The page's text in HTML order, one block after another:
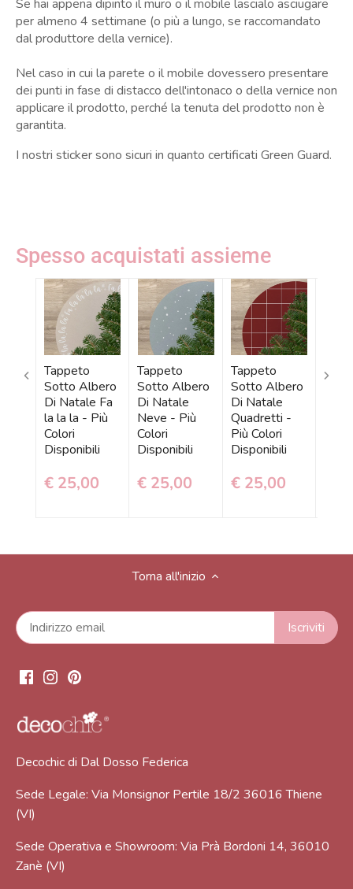
Se hai appena dipinto il muro o il mobile lascialo asciugare
per almeno 4 settimane (o più a lungo, se raccomandato
dal produttore della vernice).
Nel caso in cui la parete o il mobile dovessero presentare
dei punti in fase di distacco dell'intonaco o della vernice non
applicare il prodotto, perché la tenuta del prodotto non è
garantita.
I nostri sticker sono sicuri in quanto certificati Green Guard.
Spesso acquistati assieme
Tappeto
Sotto Albero
Di Natale Fa
la la la - Più
Colori
Disponibili
€ 25,00
Tappeto
Sotto Albero
Di Natale
Neve - Più
Colori
Disponibili
€ 25,00
Tappeto
Sotto Albero
Di Natale
Quadretti -
Più Colori
Disponibili
€ 25,00
Torna all'inizio
Decochic di Dal Dosso Federica
Sede Legale: Via Monsignor Pertile 18/2 36016 Thiene
(VI)
Sede Operativa e Showroom: Via Prà Bordoni 14, 36010
Zanè (VI)